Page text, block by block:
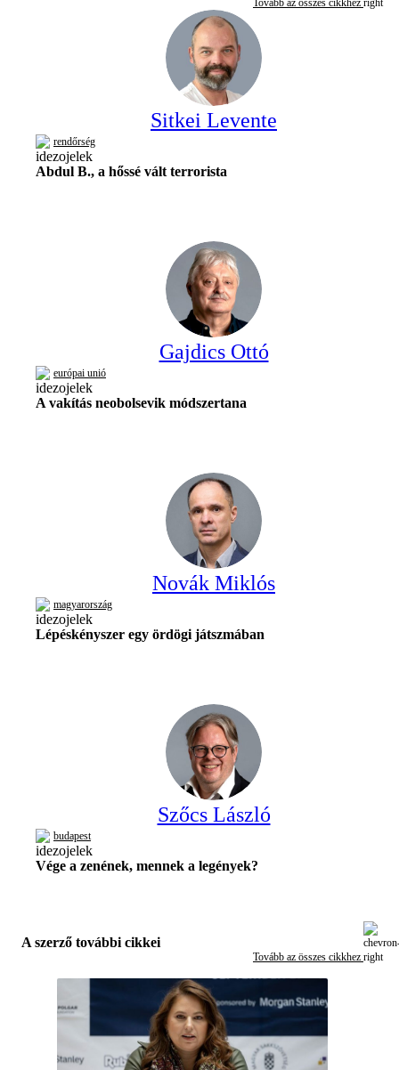
Tovább az összes cikkhez
Sitkei Levente
rendőrség
Abdul B., a hőssé vált terrorista
Gajdics Ottó
európai unió
A vakítás neobolsevik módszertana
Novák Miklós
magyarország
Lépéskényszer egy ördögi játszmában
Szőcs László
budapest
Vége a zenének, mennek a legények?
A szerző további cikkei
Tovább az összes cikkhez